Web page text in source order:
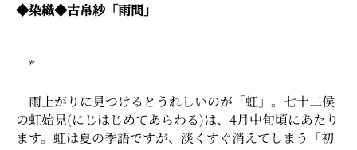
◆染織◆古帛紗「雨間」
*
雨上がりに見つけるとうれしいのが「虹」。七十二侯
の虹始見(にじはじめてあらわる)は、4月中旬頃にあたり
ます。虹は夏の季語ですが、淡くすぐ消えてしまう「初